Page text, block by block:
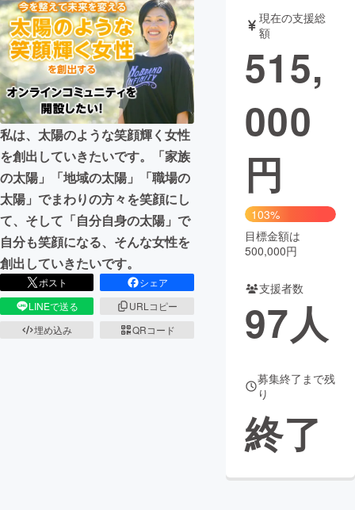
テクノロジー・ガジェット
映像・映画 書籍・雑誌
ビジネス・起業 チャレンジ
まちづくり・地域活性化
CAMPFIRE for Social Good
CAMPFIRE Creation
CAMPFIREふるさと納税machi-ya コミュニティ
私は、太陽のような笑顔輝く女性
を創出していきたいです。「家族
の太陽」「地域の太陽」「職場の
太陽」でまわりの方々を笑顔にし
て、そして「自分自身の太陽」で
自分も笑顔になる、そんな女性を
創出していきたいです。
ポスト
シェア
LINEで送る
URLコピー
埋め込み
QRコード
現在の支援総
額
515,
000
円
103%
目標金額は
500,000円
支援者数
97人
募集終了まで残
り
終了